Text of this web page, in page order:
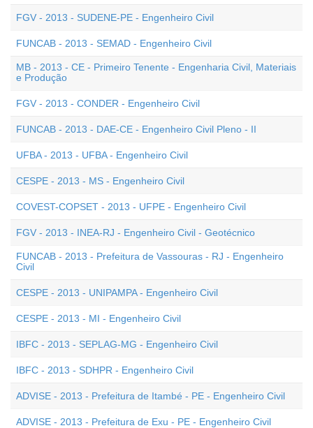
FGV - 2013 - SUDENE-PE - Engenheiro Civil
FUNCAB - 2013 - SEMAD - Engenheiro Civil
MB - 2013 - CE - Primeiro Tenente - Engenharia Civil, Materiais
e Produção
FGV - 2013 - CONDER - Engenheiro Civil
FUNCAB - 2013 - DAE-CE - Engenheiro Civil Pleno - II
UFBA - 2013 - UFBA - Engenheiro Civil
CESPE - 2013 - MS - Engenheiro Civil
COVEST-COPSET - 2013 - UFPE - Engenheiro Civil
FGV - 2013 - INEA-RJ - Engenheiro Civil - Geotécnico
FUNCAB - 2013 - Prefeitura de Vassouras - RJ - Engenheiro
Civil
CESPE - 2013 - UNIPAMPA - Engenheiro Civil
CESPE - 2013 - MI - Engenheiro Civil
IBFC - 2013 - SEPLAG-MG - Engenheiro Civil
IBFC - 2013 - SDHPR - Engenheiro Civil
ADVISE - 2013 - Prefeitura de Itambé - PE - Engenheiro Civil
ADVISE - 2013 - Prefeitura de Exu - PE - Engenheiro Civil